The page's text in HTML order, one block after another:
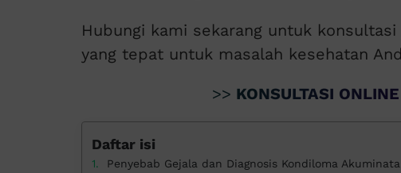
Hubungi kami sekarang untuk
yang tepat untuk masalah kesehatan
>> KONSULTASI
Daftar isi
Penyebab Gejala dan Diagnosis Kondiloma Akuminata